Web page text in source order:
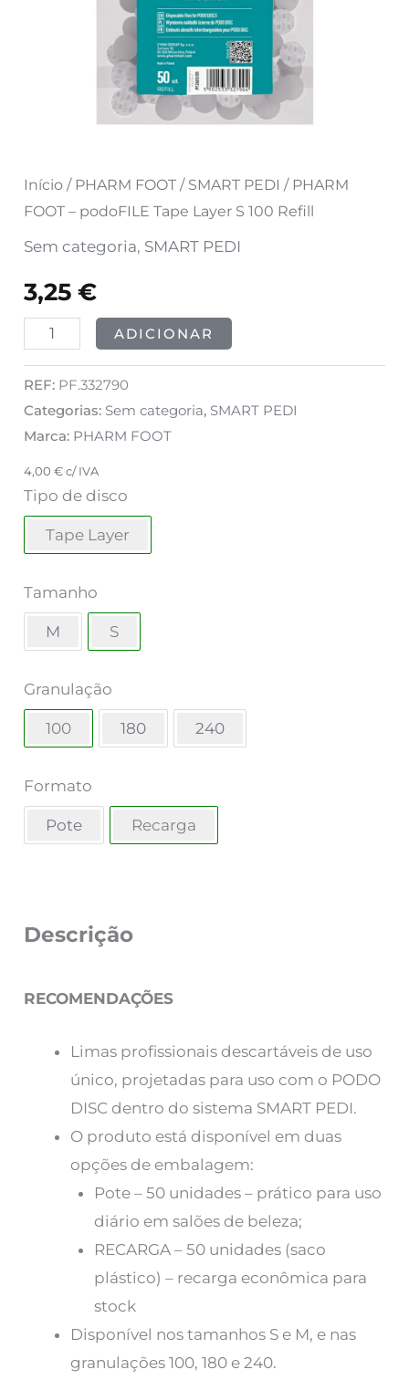
Início / PHARM FOOT / SMART PEDI / PHARM
FOOT – podoFILE Tape Layer S 100 Refill
Sem categoria, SMART PEDI
3,25€
ADICIONAR
REF: PF.332790
Categorias: Sem categoria, SMART PEDI
Marca: PHARM FOOT
4,00€ c/ IVA
Tipo de disco
Tape Layer
Tamanho
M S
Granulação
100 180 240
Formato
Pote Recarga
Descrição
RECOMENDAÇÕES
Limas profissionais descartáveis ​​de uso
único, projetadas para uso com o PODO
DISC dentro do sistema SMART PEDI.
O produto está disponível em duas
opções de embalagem:
Pote – 50 unidades – prático para uso
diário em salões de beleza;
RECARGA – 50 unidades (saco
plástico) – recarga econômica para
stock
Disponível nos tamanhos S e M, e nas
granulações 100, 180 e 240.